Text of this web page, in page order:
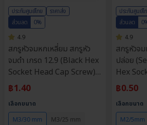
ประกันศูนย์ไทย
ราคาส่ง
ส่วนลด
0%
4.9
สกรูหัวจมหกเหลี่ยม สกรูหัว
จมดํา เกรด 12.9 (Black Hex
Socket Head Cap Screw)
วัสดุ: เหล็กดำ | ขนาด M3,
M4, M5, M6, M8 | ความ
ยาว: 4-80 มม. | จำหน่ายราคา
ต่อตัว
฿1.40
เลือกขนาด
M3/30 mm
M3/25 mm
ประกันศูนย์ไ
ส่วนลด
4.9
สกรูหัวจ
ปล่อย
Hex
Head) วั
ขนาด
M6 | คว
จำหน่าย
฿0.50
เลือกขนาด
M2/5mm